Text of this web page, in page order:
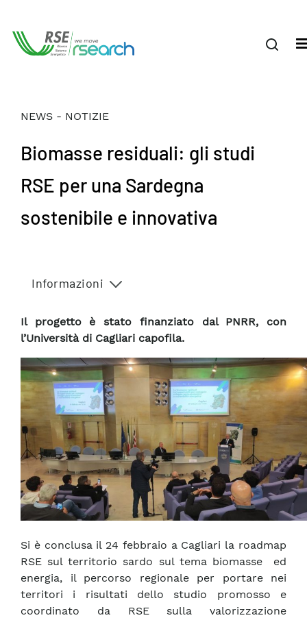
NEWS - NOTIZIE
Biomasse residuali: gli studi
RSE per una Sardegna
sostenibile e innovativa
Informazioni
Il progetto è stato finanziato dal PNRR, con
l’Università di Cagliari capofila.
Si è conclusa il 24 febbraio a Cagliari la roadmap
RSE sul territorio sardo sul tema biomasse ed
energia, il percorso regionale per portare nei
territori i risultati dello studio promosso e
coordinato da RSE sulla valorizzazione